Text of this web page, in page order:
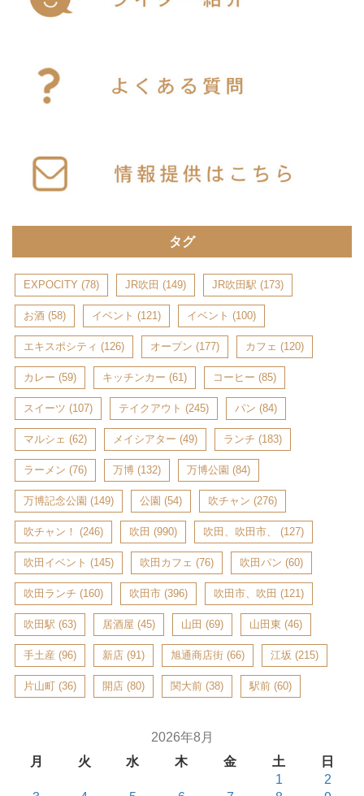
タグ
EXPOCITY (78) JR吹田 (149) JR吹田駅 (173)
お酒 (58) イベント (121) イベント (100)
エキスポシティ (126) オープン (177) カフェ (120)
カレー (59) キッチンカー (61) コーヒー (85)
スイーツ (107) テイクアウト (245) パン (84)
マルシェ (62) メイシアター (49) ランチ (183)
ラーメン (76) 万博 (132) 万博公園 (84)
万博記念公園 (149) 公園 (54) 吹チャン (276)
吹チャン！ (246) 吹田 (990) 吹田、吹田市、 (127)
吹田イベント (145) 吹田カフェ (76) 吹田パン (60)
吹田ランチ (160) 吹田市 (396) 吹田市、吹田 (121)
吹田駅 (63) 居酒屋 (45) 山田 (69) 山田東 (46)
手土産 (96) 新店 (91) 旭通商店街 (66) 江坂 (215)
片山町 (36) 開店 (80) 関大前 (38) 駅前 (60)
2026年8月
月
火 水 木 金 土
日
1
2